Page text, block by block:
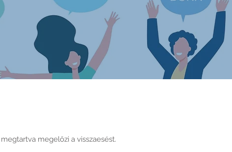
megelőzi a visszaesést.